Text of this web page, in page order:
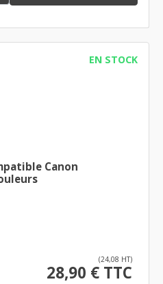
EN STOCK
Canon
(24,08 HT)
28,90 € TTC